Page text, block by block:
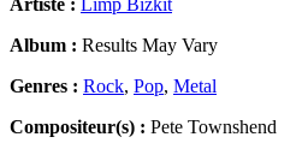
Artiste : Limp Bizkit
Album : Results May Vary
Genres : Rock, Pop, Metal
Compositeur(s) : Pete Townshend